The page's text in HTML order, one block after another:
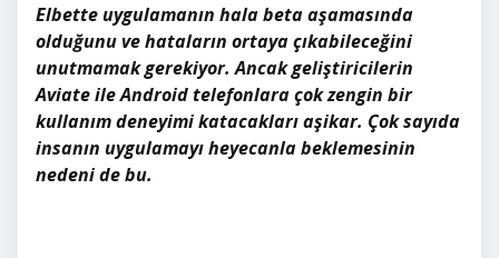
Elbette uygulamanın hala beta aşamasında
olduğunu ve hataların ortaya çıkabileceğini
unutmamak gerekiyor. Ancak geliştiricilerin
Aviate ile Android telefonlara çok zengin bir
kullanım deneyimi katacakları aşikar. Çok sayıda
insanın uygulamayı heyecanla beklemesinin
nedeni de bu.